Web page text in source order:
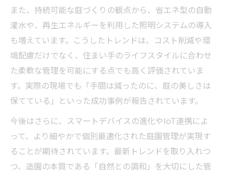
また、持続可能な庭づくりの観点から、省エネ型の自動
灌水や、再生エネルギーを利用した照明システムの導入
も増えています。こうしたトレンドは、コスト削減や環
境配慮だけでなく、住まい手のライフスタイルに合わせ
た柔軟な管理を可能にする点でも高く評価されていま
す。実際の現場でも「手間は減ったのに、庭の美しさは
保てている」といった成功事例が報告されています。
今後はさらに、スマートデバイスの進化やIoT連携によ
って、より細やかで個別最適化された庭園管理が実現す
ることが期待されています。最新トレンドを取り入れつ
つ、造園の本質である「自然との調和」を大切にした管